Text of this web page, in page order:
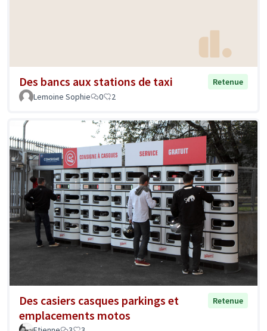
Des bancs aux stations de taxi
Retenue
Lemoine Sophie
0 2
Des casiers casques parkings et
emplacements motos
Retenue